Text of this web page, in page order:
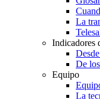
La
Indicadores
De
Equipo
La